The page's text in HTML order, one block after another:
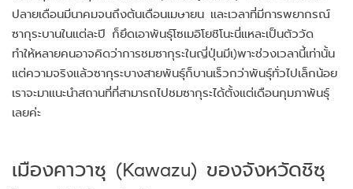
ปลายเดือนมีนาคมจนถึงต้นเดือนเมษายน และเวลาที่มีการพยากรณ์
ซากุระบานในแต่ละปี ก็ยึดเอาพันธุ์โซเมอิโยชิโนะนี่แหละเป็นตัววัด
ทำให้หลายคนอาจคิดว่าการชมซากุระในญี่ปุ่นมีเ)พาะช่วงเวลานี้เท่านั้น
แต่ความจริงแล้วซากุระบางสายพันธุ์ก็บานเร็วกว่าพันธุ์ทั่วไปเล็กน้อย
เราจะมาแนะนำสถานที่ที่สามารถไปชมซากุระได้ตั้งแต่เดือนกุมภาพันธุ์
เลยค่ะ
เมืองคาวาซุ (Kawazu) ของจังหวัดชิซุ